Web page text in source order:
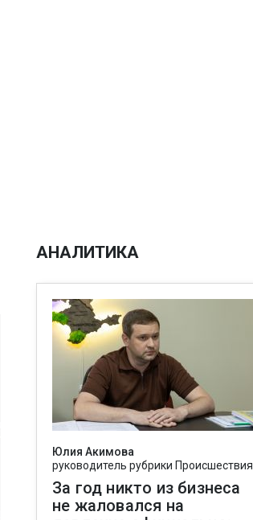
АНАЛИТИКА
Юлия Акимова
руководитель рубрики Происшествия
За год никто из бизнеса
не жаловался на